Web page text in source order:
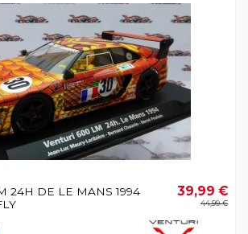
24H DE LE MANS 1994
39,99 €
44,99 €